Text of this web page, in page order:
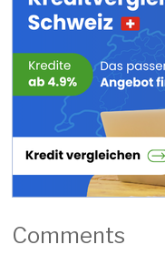
Comments